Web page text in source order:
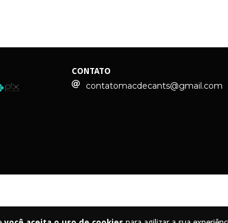
CONTATO
contatomacdecants@gmail.com